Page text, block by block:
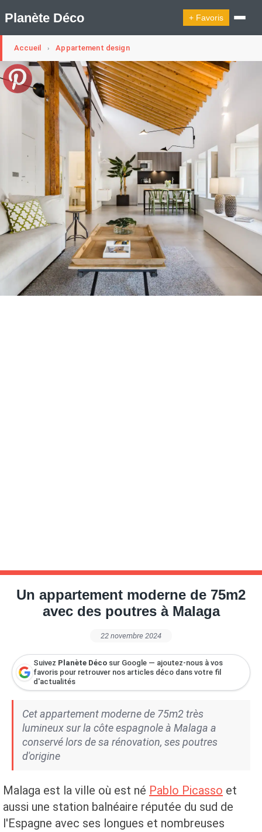
Planète Déco + Favoris
🛍︎ Shop Planète Déco ℹ︎ À propos
Appartement Design Cabanes
Decoration Noël
Design Suédois En Quelques Photos
Idées Déco En 10 Photos
La Semaine Décoration Et Design
Maison En Ville
Méli-Mélo Suédois
Publi Reportage
Tendance
Interieurs Scandinaves
La Décoration Selon Votre Signe Astrologique
Les Trouvailles Déco Du Jour
Loft
Maison Appartement Écologique
Maison Container/container House
Maison D'hôtes
Maison Et Appartement Vintage
On Décode La Déco
Petite Surface
Piscine Question De Style
Renovation
Revue De Week End
Tiny House
Accueil › Appartement design
Un appartement moderne de 75m2
avec des poutres à Malaga
22 novembre 2024
Suivez Planète Déco sur Google — ajoutez-nous à vos
favoris pour retrouver nos articles déco dans votre fil
d'actualités
Cet appartement moderne de 75m2 très
lumineux sur la côte espagnole à Malaga a
conservé lors de sa rénovation, ses poutres
d'origine
Malaga est la ville où est né Pablo Picasso et
aussi une station balnéaire réputée du sud de
l'Espagne avec ses longues et nombreuses